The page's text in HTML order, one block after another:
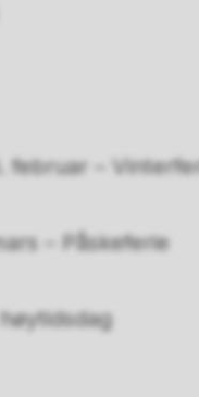
februar –
– Påskeferie